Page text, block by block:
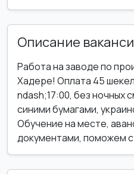
Описание
Работа на заводе по
Хадере! Оплата 45
ndash;17:00, без ночных
синими бумагами,
Обучение на месте,
документами, поможем